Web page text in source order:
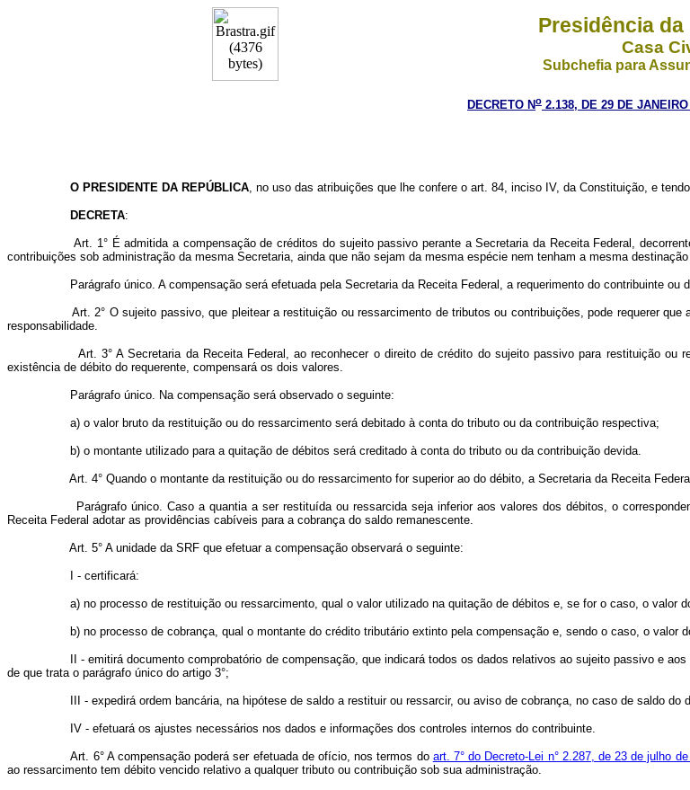
Presidência
Casa
Subchefia para
DECRETO No 2.138, DE 29 DE
O PRESIDENTE DA REPÚBLICA, no uso das atribuições que lhe confere o art. 84, inciso IV, da Constituição, e
DECRETA:
Art. 1° É admitida a compensação de créditos do sujeito passivo perante a Secretaria da Receita Federal,
contribuições sob administração da mesma Secretaria, ainda que não sejam da mesma espécie nem tenham a mesma
Parágrafo único. A compensação será efetuada pela Secretaria da Receita Federal, a requerimento do contribuinte ou
Art. 2° O sujeito passivo, que pleitear a restituição ou ressarcimento de tributos ou contribuições, pode requerer que
responsabilidade.
Art. 3° A Secretaria da Receita Federal, ao reconhecer o direito de crédito do sujeito passivo para restituição ou
existência de débito do requerente, compensará os dois valores.
Parágrafo único. Na compensação será observado o seguinte:
a) o valor bruto da restituição ou do ressarcimento será debitado à conta do tributo ou da contribuição respectiva;
b) o montante utilizado para a quitação de débitos será creditado à conta do tributo ou da contribuição devida.
Art. 4° Quando o montante da restituição ou do ressarcimento for superior ao do débito, a Secretaria da Receita
Parágrafo único. Caso a quantia a ser restituída ou ressarcida seja inferior aos valores dos débitos, o
Receita Federal adotar as providências cabíveis para a cobrança do saldo remanescente.
Art. 5° A unidade da SRF que efetuar a compensação observará o seguinte:
I - certificará:
a) no processo de restituição ou ressarcimento, qual o valor utilizado na quitação de débitos e, se for o caso, o valor
b) no processo de cobrança, qual o montante do crédito tributário extinto pela compensação e, sendo o caso, o valor
II - emitirá documento comprobatório de compensação, que indicará todos os dados relativos ao sujeito passivo e
de que trata o parágrafo único do artigo 3°;
III - expedirá ordem bancária, na hipótese de saldo a restituir ou ressarcir, ou aviso de cobrança, no caso de saldo do
IV - efetuará os ajustes necessários nos dados e informações dos controles internos do contribuinte.
Art. 6° A compensação poderá ser efetuada de ofício, nos termos do art. 7° do Decreto-Lei n° 2.287, de 23 de julho
ao ressarcimento tem débito vencido relativo a qualquer tributo ou contribuição sob sua administração.